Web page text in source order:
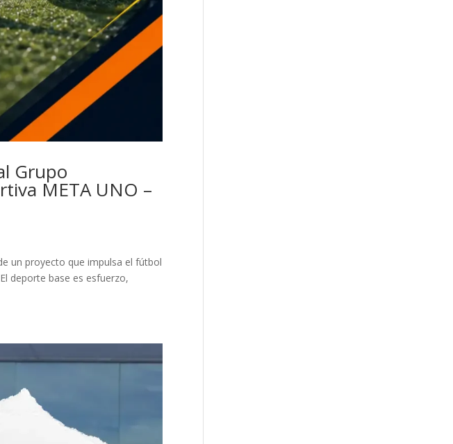
Grupo
META UNO –
un proyecto que impulsa el fútbol
deporte base es esfuerzo,